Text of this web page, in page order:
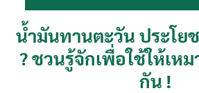
น้ำมันทานตะวัน ประโย
? ชวนรู้จักเพื่อใช้ให้เห
กัน !